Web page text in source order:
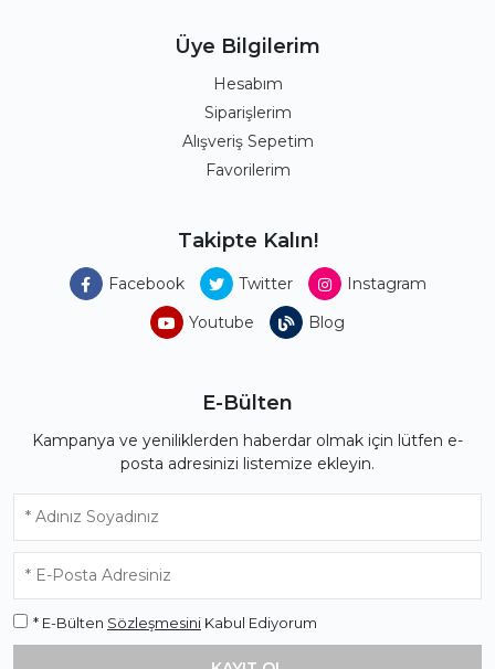
Üye Bilgilerim
Hesabım
Siparişlerim
Alışveriş Sepetim
Favorilerim
Takipte Kalın!
Facebook Twitter
Instagram
Youtube
Blog
E-Bülten
Kampanya ve yeniliklerden haberdar olmak için lütfen e-
posta adresinizi listemize ekleyin.
* E-Bülten Sözleşmesini Kabul Ediyorum